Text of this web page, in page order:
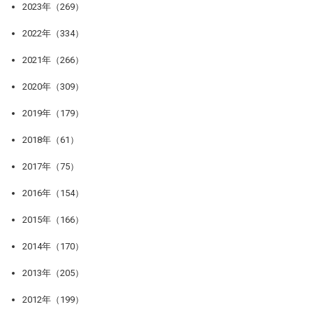
2023年（269）
2022年（334）
2021年（266）
2020年（309）
2019年（179）
2018年（61）
2017年（75）
2016年（154）
2015年（166）
2014年（170）
2013年（205）
2012年（199）